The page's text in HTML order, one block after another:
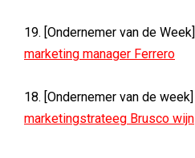
19. [Ondernemer van de Week]
marketing manager Ferrero
18. [Ondernemer van de week]
marketingstrateeg Brusco wijn